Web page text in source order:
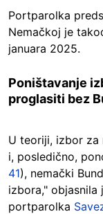
Portparolka
Nemačkoj je
januara 2025.
Poništavanje
proglasiti bez
U teoriji, izbor za
i, posledično,
41), nemački
izbora," objasnila
portparolka